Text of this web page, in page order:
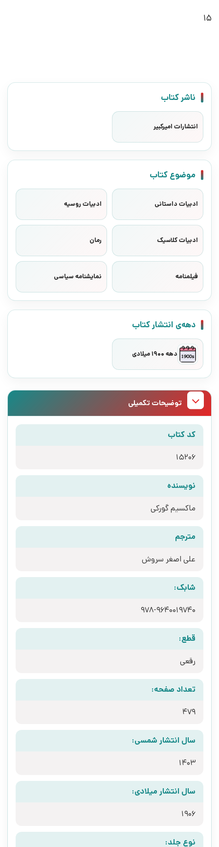
15
ناشر کتاب
انتشارات امیرکبیر
موضوع کتاب
ادبیات داستانی ادبیات روسیه
ادبیات کلاسیک رمان
فیلمنامه نمایشنامه سیاسی
دهه‌ی انتشار کتاب
دهه 1900 میلادی
توضیحات تکمیلی
کد کتاب
15206
نویسنده
ماکسیم گورکی
مترجم
علی اصغر سروش
شابک:
978-9640019740
قطع:
رقعی
تعداد صفحه:
479
سال انتشار شمسی:
1403
سال انتشار میلادی:
1906
نوع جلد: